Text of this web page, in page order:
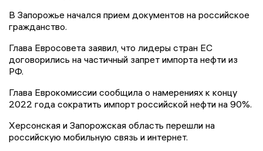
В Запорожье начался прием документов на российское
гражданство.
Глава Евросовета заявил, что лидеры стран ЕС
договорились на частичный запрет импорта нефти из
РФ.
Глава Еврокомиссии сообщила о намерениях к концу
2022 года сократить импорт российской нефти на 90%.
Херсонская и Запорожская область перешли на
российскую мобильную связь и интернет.